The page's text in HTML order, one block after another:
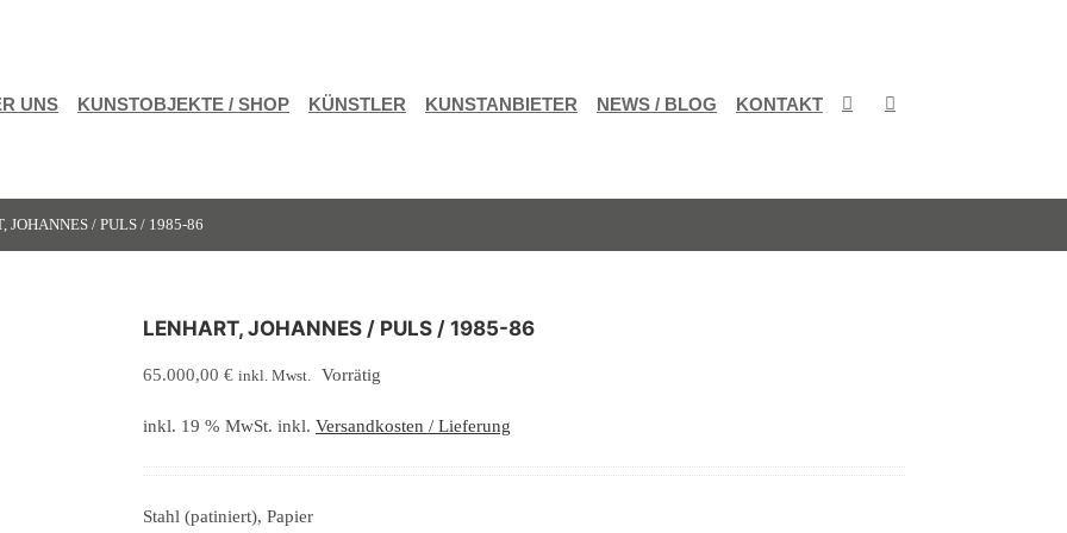
UNS KUNSTOBJEKTE / SHOP KÜNSTLER KUNSTANBIETER NEWS / BLOG KONTAKT
JOHANNES / PULS / 1985-86
LENHART, JOHANNES / PULS / 1985-86
65.000,00 € inkl. Mwst. Vorrätig
inkl. 19 % MwSt. inkl. Versandkosten / Lieferung
Stahl (patiniert), Papier